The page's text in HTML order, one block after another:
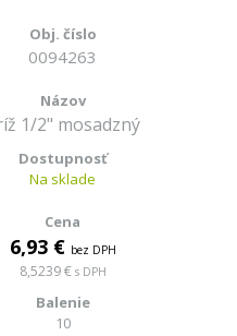
0094263
1/2" mosadzný
Na sklade
6,93 € bez DPH
8,5239 € s DPH
10